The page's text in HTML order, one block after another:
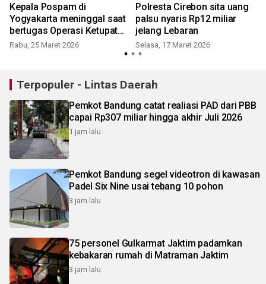
Kepala Pospam di
Yogyakarta meninggal saat
bertugas Operasi Ketupat
Progo 2026
Rabu, 25 Maret 2026
Polresta Cirebon sita uang
palsu nyaris Rp12 miliar
jelang Lebaran
Selasa, 17 Maret 2026
Terpopuler - Lintas Daerah
Pemkot Bandung catat realiasi PAD dari PBB
capai Rp307 miliar hingga akhir Juli 2026
1 jam lalu
Pemkot Bandung segel videotron di kawasan
Padel Six Nine usai tebang 10 pohon
3 jam lalu
75 personel Gulkarmat Jaktim padamkan
kebakaran rumah di Matraman Jaktim
3 jam lalu